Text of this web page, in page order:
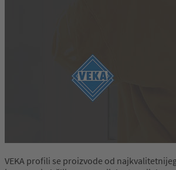
VEKA profili se proizvode od